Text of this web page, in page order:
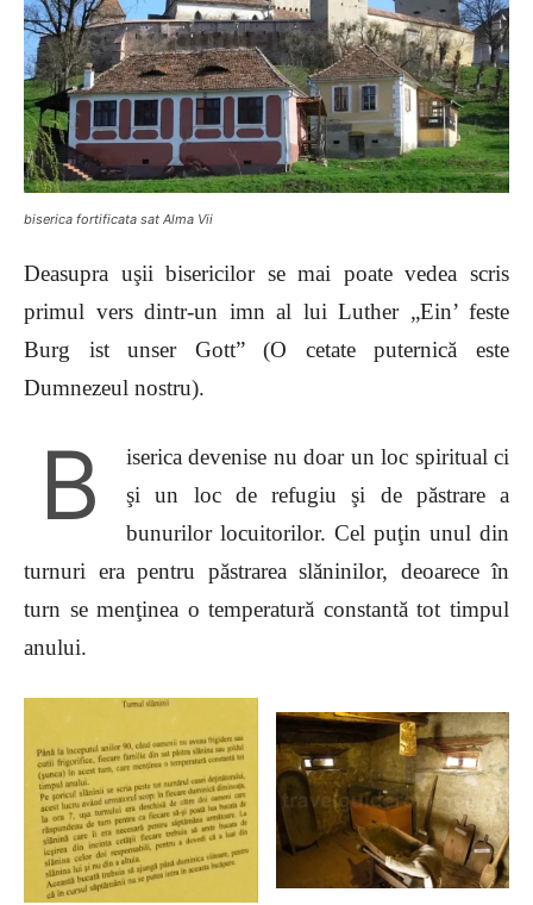
biserica fortificata sat Alma Vii
Deasupra uşii bisericilor se mai poate vedea scris
primul vers dintr-un imn al lui Luther „Ein’ feste
Burg ist unser Gott” (O cetate puternică este
Dumnezeul nostru).
B
iserica devenise nu doar un loc spiritual ci
şi un loc de refugiu şi de păstrare a
bunurilor locuitorilor. Cel puţin unul din
turnuri era pentru păstrarea slăninilor, deoarece în
turn se menţinea o temperatură constantă tot timpul
anului.